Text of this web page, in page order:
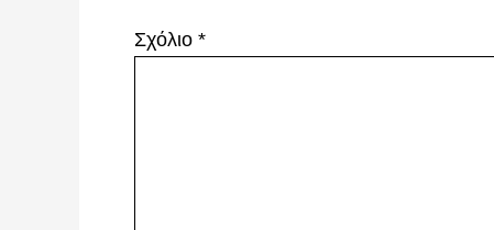
Σχόλιο *